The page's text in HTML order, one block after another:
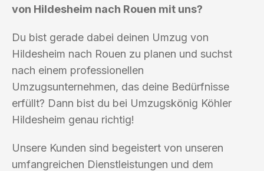
von Hildesheim nach Rouen mit uns?
Du bist gerade dabei deinen Umzug von
Hildesheim nach Rouen zu planen und suchst
nach einem professionellen
Umzugsunternehmen, das deine Bedürfnisse
erfüllt? Dann bist du bei Umzugskönig Köhler
Hildesheim genau richtig!
Unsere Kunden sind begeistert von unseren
umfangreichen Dienstleistungen und dem